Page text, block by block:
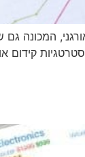
המכונה
קידום